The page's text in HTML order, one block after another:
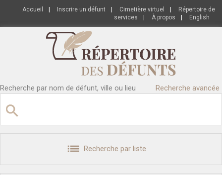
Accueil Inscrire un défunt Cimetière virtuel
Répertoire de
services
À propos English
Recherche par nom de défunt, ville ou lieu Recherche avancée
Recherche par liste